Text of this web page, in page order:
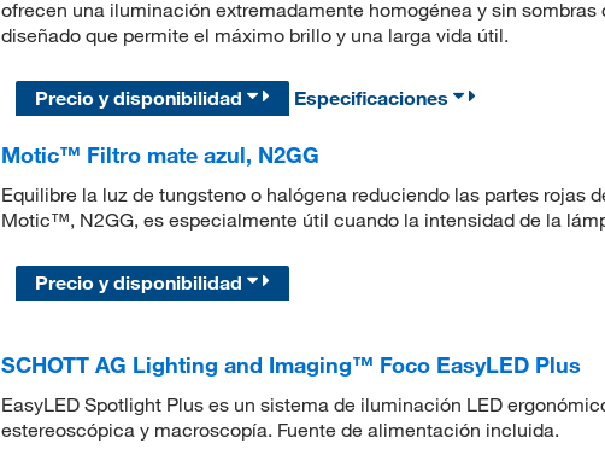
ofrecen una iluminación extremadamente homogénea y sin sombras
diseñado que permite el máximo brillo y una larga vida útil.
Precio y disponibilidad Especificaciones
Motic™ Filtro mate azul, N2GG
Equilibre la luz de tungsteno o halógena reduciendo las partes rojas
Motic™, N2GG, es especialmente útil cuando la intensidad de la
Precio y disponibilidad
SCHOTT AG Lighting and Imaging™ Foco EasyLED Plus
EasyLED Spotlight Plus es un sistema de iluminación LED
estereoscópica y macroscopía. Fuente de alimentación incluida.